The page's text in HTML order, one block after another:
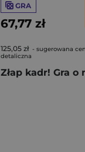
GRA
67,77 zł
125,05 zł - sugerowana
detaliczna